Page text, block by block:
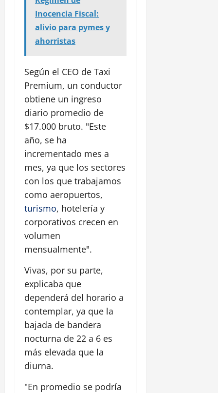
Inocencia Fiscal:
alivio para pymes y
ahorristas
Según el CEO de Taxi
Premium, un conductor
obtiene un ingreso
diario promedio de
$17.000 bruto. "Este
año, se ha
incrementado mes a
mes, ya que los sectores
con los que trabajamos
como aeropuertos,
turismo, hotelería y
corporativos crecen en
volumen
mensualmente".
Vivas, por su parte,
explicaba que
dependerá del horario a
contemplar, ya que la
bajada de bandera
nocturna de 22 a 6 es
más elevada que la
diurna.
"En promedio se podría